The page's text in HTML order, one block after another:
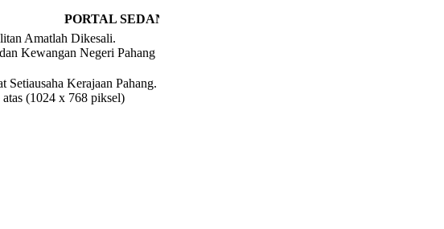
PORTAL SEDANG DISELENGGARA. MOHON MAAF ATAS
Amatlah Dikesali.
Kewangan Negeri Pahang
Kerajaan Pahang.
(1024 x 768 piksel)